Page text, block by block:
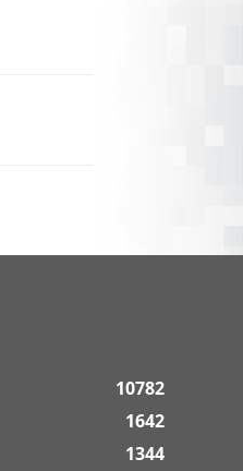
10782
1642
1344